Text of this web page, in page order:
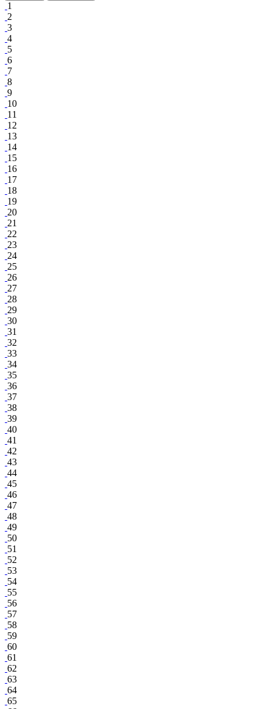
1
2
3
4
5
6
7
8
9
10
11
12
13
14
15
16
17
18
19
20
21
22
23
24
25
26
27
28
29
30
31
32
33
34
35
36
37
38
39
40
41
42
43
44
45
46
47
48
49
50
51
52
53
54
55
56
57
58
59
60
61
62
63
64
65